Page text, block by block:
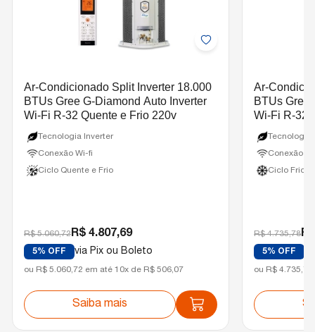
cotação da instalação, recomendamos verificar a assistência
técnica ou instalador credenciado GREE mais próximo, por
meio do site oficial: https://gree.com.br/suporte/
Ar-Condicionado Split Inverter 18.000
BTUs Gree G-Diamond Auto Inverter
Wi-Fi R-32 Quente e Frio 220v
Tecnologia Inverter
Conexão Wi-fi
Ciclo Quente e Frio
R$ 5.060,72R$ 4.807,69
5% OFF via Pix ou Boleto
ou R$ 5.060,72 em até 10x de R$ 506,07
Saiba mais
Ar-
BTUs Gree
Wi-Fi R-32
Tecnologia
Conexão
Ciclo Frio
R$ 4.735,78
5% OFF
ou R$